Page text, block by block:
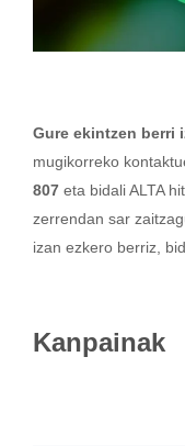
Gure ekintzen berri
mugikorreko
807 eta bidali ALTA
zerrendan sar
izan ezkero berriz,
Kanpainak